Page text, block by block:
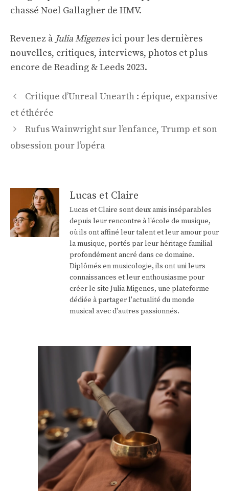
chassé Noel Gallagher de HMV.
Revenez à Julia Migenesici pour les dernières
nouvelles, critiques, interviews, photos et plus
encore de Reading & Leeds 2023.
Navigation
des
articles
Critique d’Unreal Unearth : épique, expansive
et éthérée
Rufus Wainwright sur l’enfance, Trump et son
obsession pour l’opéra
Lucas et Claire
Lucas et Claire sont deux amis inséparables
depuis leur rencontre à l'école de musique,
où ils ont affiné leur talent et leur amour pour
la musique, portés par leur héritage familial
profondément ancré dans ce domaine.
Diplômés en musicologie, ils ont uni leurs
connaissances et leur enthousiasme pour
créer le site Julia Migenes, une plateforme
dédiée à partager l'actualité du monde
musical avec d'autres passionnés.